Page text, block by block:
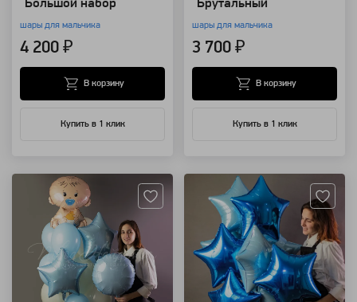
"Большой набор"
шары для мальчика
4 200 ₽
Купить в 1 клик
В корзину
"Брутальный"
шары для мальчика
3 700 ₽
Купить в 1 клик
В корзину